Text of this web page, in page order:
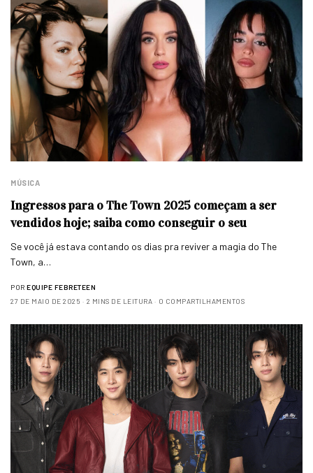
MÚSICA
Ingressos para o The Town 2025 começam a ser
vendidos hoje; saiba como conseguir o seu
Se você já estava contando os dias pra reviver a magia do The
Town, a…
POR EQUIPE FEBRETEEN
27 DE MAIO DE 2025
2 MINS DE LEITURA 0 COMPARTILHAMENTOS